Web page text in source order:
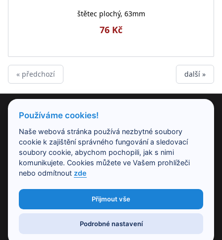
štětec plochý, 63mm
76 Kč
« předchozí další »
PRODUKTY
NAŠE SPOLEČNOST
PRACOVNÍ DOBA
Copyright © 2020 | Studio82
Používáme cookies!
Naše webová stránka používá nezbytné soubory
cookie k zajištění správného fungování a sledovací
soubory cookie, abychom pochopili, jak s nimi
komunikujete. Cookies můžete ve Vašem prohlížeči
nebo odmítnout zde
Přijmout vše
Podrobné nastavení